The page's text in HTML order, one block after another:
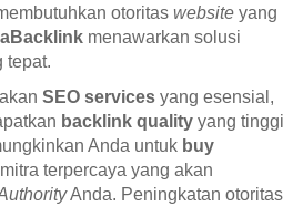
otoritas websiteyang
menawarkan solusi
tepat.
SEO servicesyang esensial,
backlink qualityyang tinggi
Anda untuk buy
terpercaya yang akan
Anda. Peningkatan otoritas